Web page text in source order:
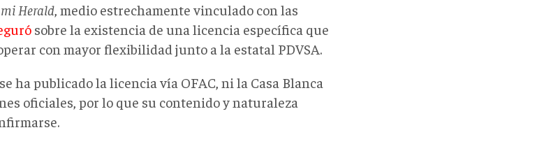
Herald, medio estrechamente vinculado con las
sobre la existencia de una licencia específica que
con mayor flexibilidad junto a la estatal PDVSA.
ha publicado la licencia vía OFAC, ni la Casa Blanca
oficiales, por lo que su contenido y naturaleza